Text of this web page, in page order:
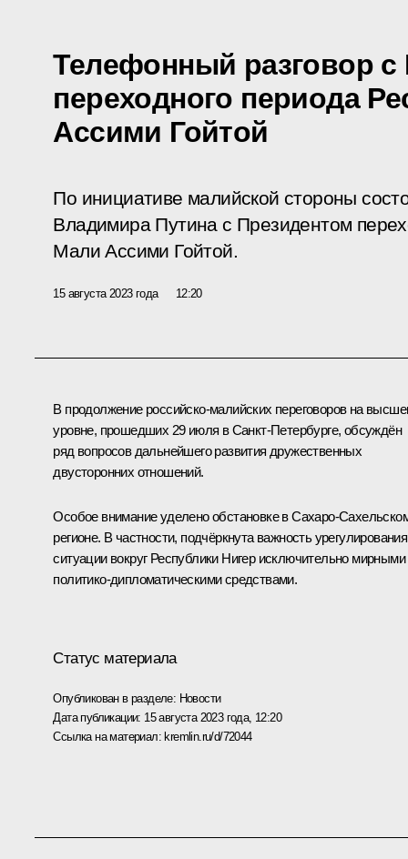
Телефонный разговор с
переходного периода
Ассими Гойтой
По инициативе малийской стороны
Владимира Путина с Президентом
Мали Ассими Гойтой.
15 августа 2023 года 12:20
В продолжение российско-малийских переговоровна
уровне, прошедших 29 июля в Санкт-Петербурге, обсуждён
ряд вопросов дальнейшего развития дружественных
двусторонних отношений.
Особое внимание уделено обстановке в Сахаро-
регионе. В частности, подчёркнута важность урегулирования
ситуации вокруг Республики Нигер исключительно мирными
политико-дипломатическими средствами.
Статус материала
Опубликован в разделе: Новости
Дата публикации: 15 августа 2023 года, 12:20
Ссылка на материал: kremlin.ru/d/72044